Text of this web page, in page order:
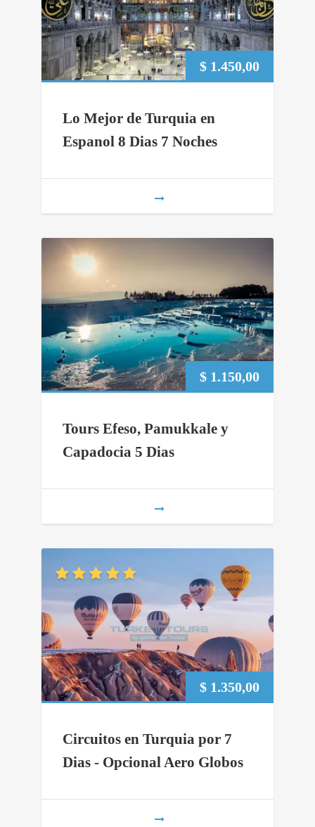
$ 1.450,00
Lo Mejor de Turquia en
Espanol 8 Dias 7 Noches
$ 1.150,00
Tours Efeso, Pamukkale y
Capadocia 5 Dias
$ 1.350,00
Circuitos en Turquia por 7
Dias - Opcional Aero Globos